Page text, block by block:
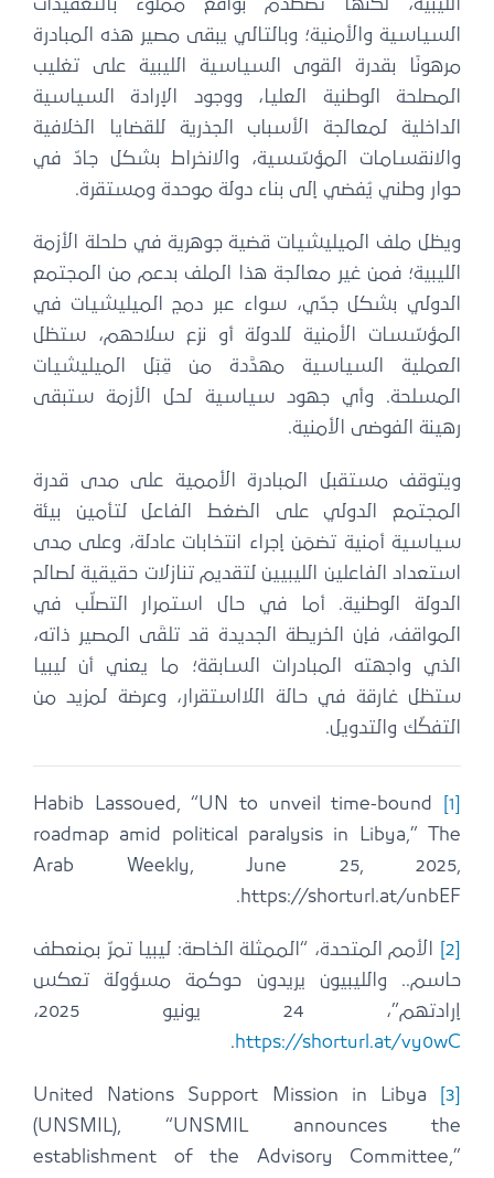
الليبية، لكنها تصطدم بواقع مملوء بالتعقيدات
السياسية والأمنية؛ وبالتالي يبقى مصير هذه المبادرة
مرهونًا بقدرة القوى السياسية الليبية على تغليب
المصلحة الوطنية العليا، ووجود الإرادة السياسية
الداخلية لمعالجة الأسباب الجذرية للقضايا الخلافية
والانقسامات المؤسّسية، والانخراط بشكل جادّ في
حوار وطني يُفضي إلى بناء دولة موحدة ومستقرة.
ويظل ملف الميليشيات قضية جوهرية في حلحلة الأزمة
الليبية؛ فمن غير معالجة هذا الملف بدعم من المجتمع
الدولي بشكل جدّي، سواء عبر دمج الميليشيات في
المؤسّسات الأمنية للدولة أو نزع سلاحهم، ستظل
العملية السياسية مهدَّدة من قِبَل الميليشيات
المسلحة. وأي جهود سياسية لحل الأزمة ستبقى
رهينة الفوضى الأمنية.
ويتوقف مستقبل المبادرة الأممية على مدى قدرة
المجتمع الدولي على الضغط الفاعل لتأمين بيئة
سياسية أمنية تضمَن إجراء انتخابات عادلة، وعلى مدى
استعداد الفاعلين الليبيين لتقديم تنازلات حقيقية لصالح
الدولة الوطنية. أما في حال استمرار التصلّب في
المواقف، فإن الخريطة الجديدة قد تلقَى المصير ذاته،
الذي واجهته المبادرات السابقة؛ ما يعني أن ليبيا
ستظل غارقة في حالة اللااستقرار، وعرضة لمزيد من
التفكّك والتدويل.
Habib Lassoued, “UN to unveil time-bound
roadmap amid political paralysis in Libya,” The
Arab Weekly, June 25, 2025,
https://shorturl.at/unbEF.
الأمم المتحدة، “الممثلة الخاصة: ليبيا تمرّ بمنعطف
حاسم.. والليبيون يريدون حوكمة مسؤولة تعكس
إرادتهم”، 24 يونيو 2025،
https://shorturl.at/vy0wC
.
United Nations Support Mission in Libya
(UNSMIL), “UNSMIL announces the
establishment of the Advisory Committee,”